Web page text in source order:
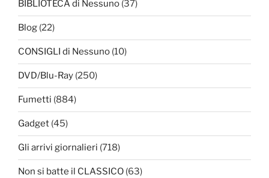
BIBLIOTECA di Nessuno (37)
Blog (22)
CONSIGLI di Nessuno (10)
DVD/Blu-Ray (250)
Fumetti (884)
Gadget (45)
Gli arrivi giornalieri (718)
Non si batte il CLASSICO (63)